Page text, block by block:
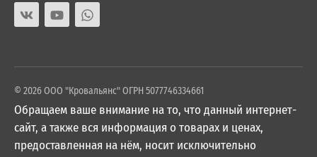
© 2026 ООО "Кровальянс" ОГРН 5077746334661
Обращаем ваше внимание на то, что данный интернет-
сайт, а также вся информация о товарах и ценах,
предоставленная на нём, носит исключительно